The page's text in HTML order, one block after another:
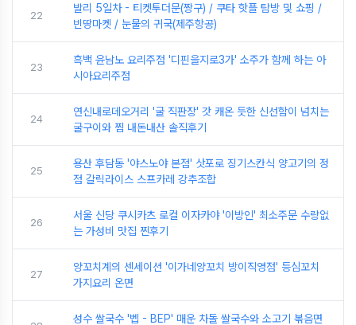
22
발리 5일차 - 티켓투더문(짱구) / 쿠타 핫플 탐방 및 쇼핑 /
빈땅마켓 / 눈물의 귀국(제주항공)
23
흑백 윤남노 요리주점 '디핀을지로3가' 소주가 함께 하는 아
시아요리주점
24
연신내로데오거리 '굴 직판장' 갓 캐온 듯한 신선함이 넘치는
굴구이와 찜 내돈내산 솔직후기
25
용산 후담동 '야스노야 본점' 삿포로 징기스칸식 양고기의 정
점 갈릭라이스 스프카레 강추조합
26
서울 신당 쿠시카츠 로컬 이자카야 '이방인' 최소주문 수량없
는 가성비 맛집 찐후기
27
양꼬치계의 센세이션 '이가네양꼬치 방이직영점' 등심꼬치
가지요리 온면
성수 쌀국수 '벱 - BEP' 매운 차돌 쌀국수와 소고기 볶음면